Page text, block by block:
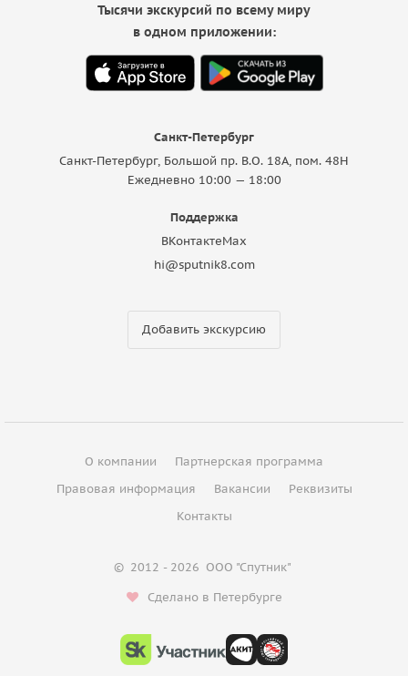
Санкт-Петербург
Санкт-Петербург, Большой пр. В.О. 18A, пом. 48Н
Ежедневно 10:00 — 18:00
Поддержка
ВКонтактеMax
hi@sputnik8.com
Добавить экскурсию
Тысячи экскурсий по всему миру
в одном приложении:
О компании
Партнерская программа
Правовая информация
Вакансии
Реквизиты
Контакты
© 2012 - 2026 ООО "Спутник"
Сделано в Петербурге